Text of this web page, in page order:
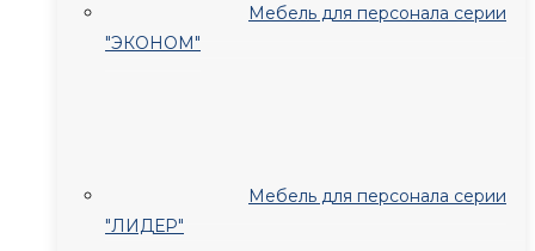
Мебель для персонала серии
"ЭКОНОМ"
Мебель для персонала серии
"ЛИДЕР"